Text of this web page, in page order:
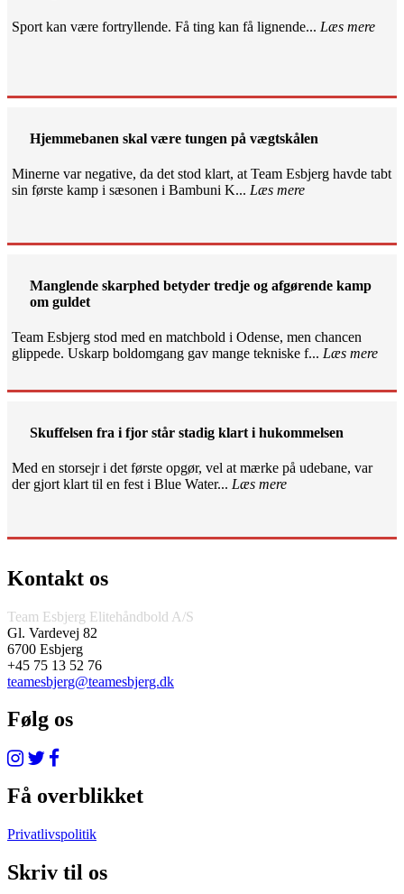
Sport kan være fortryllende. Få ting kan få lignende... Læs mere
Hjemmebanen skal være tungen på vægtskålen
Minerne var negative, da det stod klart, at Team Esbjerg havde tabt
sin første kamp i sæsonen i Bambuni K... Læs mere
Manglende skarphed betyder tredje og afgørende kamp
om guldet
Team Esbjerg stod med en matchbold i Odense, men chancen
glippede. Uskarp boldomgang gav mange tekniske f... Læs mere
Skuffelsen fra i fjor står stadig klart i hukommelsen
Med en storsejr i det første opgør, vel at mærke på udebane, var
der gjort klart til en fest i Blue Water... Læs mere
Kontakt os
Team Esbjerg Elitehåndbold A/S
Gl. Vardevej 82
6700 Esbjerg
+45 75 13 52 76
teamesbjerg@teamesbjerg.dk
Følg os
Få overblikket
Privatlivspolitik
Skriv til os